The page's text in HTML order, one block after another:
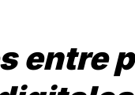
entre